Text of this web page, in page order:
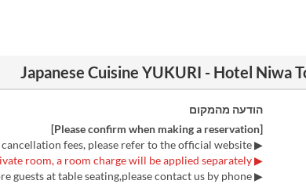
הודעה מהמקום
[Please confirm when making a reservation]
▶ For our cancellation fees, please refer to the official website.
▶ If you select a private room, a room charge will be applied separately.
▶ For reservations of 5 or more guests at table seating,please contact us by phone.